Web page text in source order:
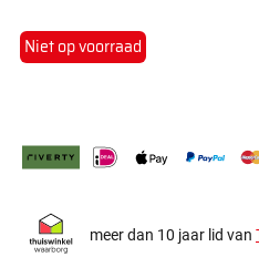
Niet op voorraad
meer dan 10 jaar lid van